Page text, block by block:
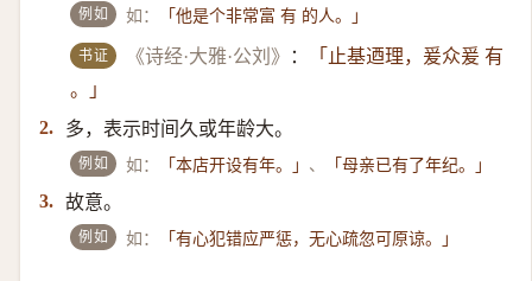
例如 如： 「他是个非常富 有 的人。」
书证 《诗经·大雅·公刘》 ：
「止基迺理，爰众爰 有
。」
2.
多，表示时间久或年龄大。
例如 如： 「本店开设有年。」 、 「母亲已有了年纪。」
3. 故意。
例如 如： 「有心犯错应严惩，无心疏忽可原谅。」